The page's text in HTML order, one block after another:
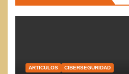
ARTICULOS CIBERSEGURIDAD